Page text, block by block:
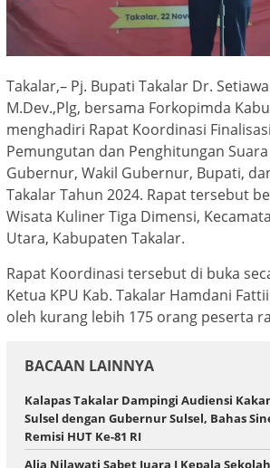
Takalar,– Pj. Bupati Takalar Dr.
M.Dev.,Plg, bersama Forkopimda
menghadiri Rapat Koordinasi
Pemungutan dan Penghitungan
Gubernur, Wakil Gubernur, Bupati,
Takalar Tahun 2024. Rapat tersebut
Wisata Kuliner Tiga Dimensi,
Utara, Kabupaten Takalar.
Rapat Koordinasi tersebut di buka
Ketua KPU Kab. Takalar Hamdani
oleh kurang lebih 175 orang peserta
BACAAN LAINNYA
Kalapas Takalar Dampingi Audiensi
Sulsel dengan Gubernur Sulsel, Bahas
Remisi HUT Ke-81 RI
Alia Nilawati Sabet Juara I Kepala